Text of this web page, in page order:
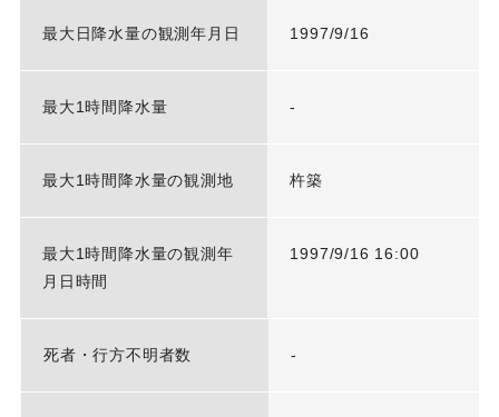
最大日降水量の観測年月日 1997/9/16
最大1時間降水量 -
最大1時間降水量の観測地 杵築
最大1時間降水量の観測年
月日時間
1997/9/16 16:00
死者・行方不明者数 -